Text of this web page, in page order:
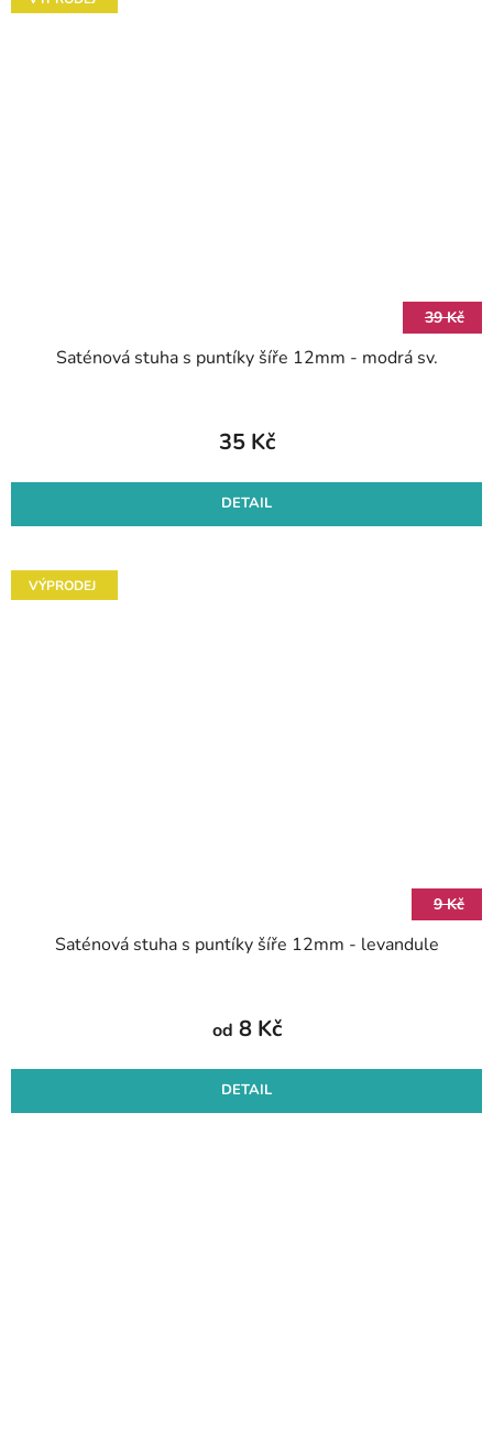
39 Kč
Saténová stuha s puntíky šíře 12mm - modrá sv.
35 Kč
DETAIL
VÝPRODEJ
9 Kč
Saténová stuha s puntíky šíře 12mm - levandule
od 8 Kč
DETAIL